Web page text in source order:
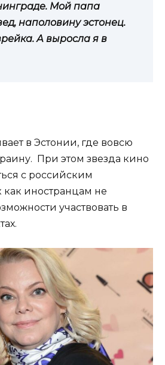
Мой папа
наполовину эстонец.
А выросла я в
в Эстонии, где вовсю
При этом звезда кино
с российским
как иностранцам не
участвовать в